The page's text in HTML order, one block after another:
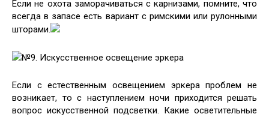
Если не охота заморачиваться с карнизами, помните, что
всегда в запасе есть вариант с римскими или рулонными
шторами.
№9. Искусственное освещение эркера
Если с естественным освещением эркера проблем не
возникает, то с наступлением ночи приходится решать
вопрос искусственной подсветки. Какие осветительные